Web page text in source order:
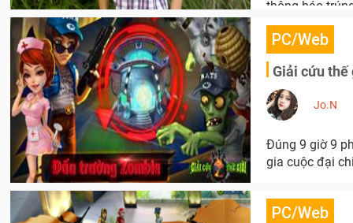
thông báo
PC/Web
Giải cứu
Jo.N
Đúng 9 giờ 9
gia cuộc đại
PC/Web